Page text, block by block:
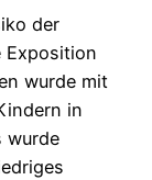
der
Exposition
wurde mit
in
wurde